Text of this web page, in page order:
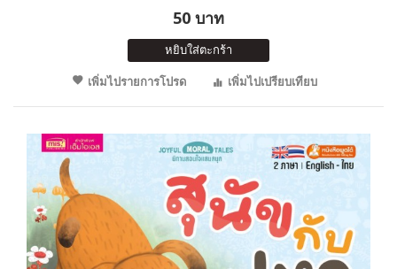
50 บาท
หยิบใส่ตะกร้า
เพิ่มไปรายการโปรด
เพิ่มไปเปรียบเทียบ